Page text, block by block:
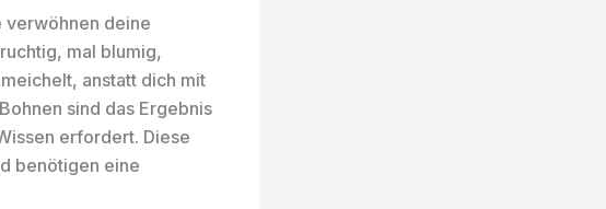
verwöhnen deine
mal blumig,
anstatt dich mit
sind das Ergebnis
erfordert. Diese
benötigen eine